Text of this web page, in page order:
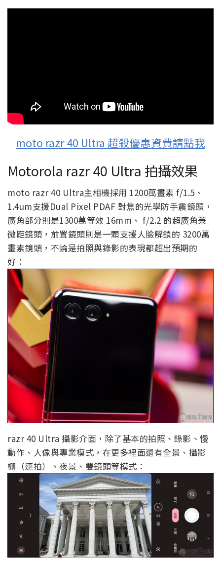
moto razr 40 Ultra 超殺優惠資費請點我
Motorola razr 40 Ultra 拍攝效果
moto razr 40 Ultra主相機採用 1200萬畫素 f/1.5、
1.4um支援Dual Pixel PDAF 對焦的光學防手震鏡頭，
廣角部分則是1300萬等效 16mm、 f/2.2 的超廣角兼
微距鏡頭，前置鏡頭則是一顆支援人臉解鎖的 3200萬
畫素鏡頭，不論是拍照與錄影的表現都超出預期的
好：
razr 40 Ultra 攝影介面，除了基本的拍照、錄影、慢
動作、人像與專業模式，在更多裡面還有全景、攝影
棚（連拍）、夜景、雙鏡頭等模式：